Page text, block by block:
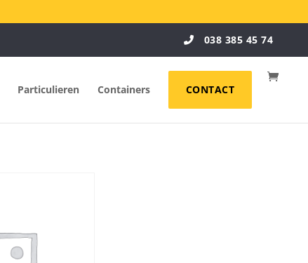
038 385 45 74
Particulieren Containers CONTACT